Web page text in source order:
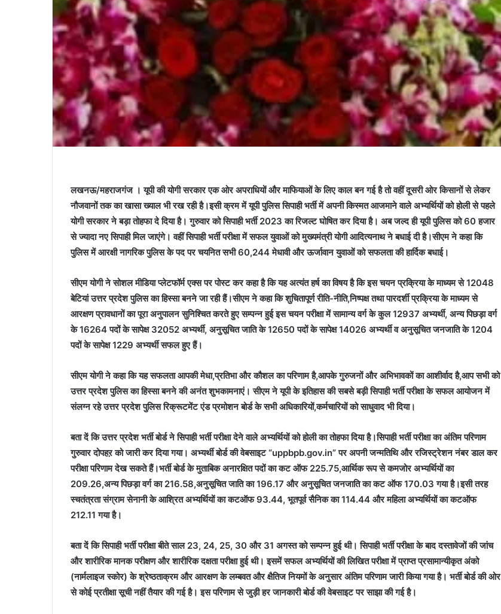
लखनऊ/महराजगंज । यूपी की योगी सरकार एक ओर अपराधियों और माफियाओं के लिए काल बन गई है तो वहीं दूसरी ओर किसानों से लेकर
नौजवानों तक का खासा ख्याल भी रख रही है।इसी क्रम में यूपी पुलिस सिपाही भर्ती में अपनी किस्मत आजमाने वाले अभ्यर्थियों को होली से पहले
योगी सरकार ने बड़ा तोहफा दे दिया है। गुरुवार को सिपाही भर्ती 2023 का रिजल्ट घोषित कर दिया है। अब जल्द ही यूपी पुलिस को 60 हजार
से ज्यादा नए सिपाही मिल जाएंगे। वहीं सिपाही भर्ती परीक्षा में सफल युवाओं को मुख्यमंत्री योगी आदित्यनाथ ने बधाई दी है।सीएम ने कहा कि
पुलिस में आरक्षी नागरिक पुलिस के पद पर चयनित सभी 60,244 मेधावी और ऊर्जावान युवाओं को सफलता की हार्दिक बधाई।
सीएम योगी ने सोशल मीडिया प्लेटफॉर्म एक्स पर पोस्ट कर कहा है कि यह अत्यंत हर्ष का विषय है कि इस चयन प्रक्रिया के माध्यम से 12048
बेटियां उत्तर प्रदेश पुलिस का हिस्सा बनने जा रही हैं।सीएम ने कहा कि शुचितापूर्ण रीति-नीति,निष्पक्ष तथा पारदर्शी प्रक्रिया के माध्यम से
आरक्षण प्रावधानों का पूरा अनुपालन सुनिश्चित करते हुए सम्पन्न हुई इस चयन परीक्षा में सामान्य वर्ग के कुल 12937 अभ्यर्थी, अन्य पिछड़ा वर्ग
के 16264 पदों के सापेक्ष 32052 अभ्यर्थी, अनुसूचित जाति के 12650 पदों के सापेक्ष 14026 अभ्यर्थी व अनुसूचित जनजाति के 1204
पदों के सापेक्ष 1229 अभ्यर्थी सफल हुए हैं।
सीएम योगी ने कहा कि यह सफलता आपकी मेधा,प्रतिभा और कौशल का परिणाम है,आपके गुरुजनों और अभिभावकों का आशीर्वाद है,आप सभी को
उत्तर प्रदेश पुलिस का हिस्सा बनने की अनंत शुभकामनाएं। सीएम ने यूपी के इतिहास की सबसे बड़ी सिपाही भर्ती परीक्षा के सफल आयोजन में
संलग्न रहे उत्तर प्रदेश पुलिस रिक्रूटमेंट एंड प्रमोशन बोर्ड के सभी अधिकारियों,कर्मचारियों को साधुवाद भी दिया।
बता दें कि उत्तर प्रदेश भर्ती बोर्ड ने सिपाही भर्ती परीक्षा देने वाले अभ्यर्थियों को होली का तोहफा दिया है।सिपाही भर्ती परीक्षा का अंतिम परिणाम
गुरुवार दोपहऱ को जारी कर दिया गया। अभ्यर्थी बोर्ड की वेबसाइट “uppbpb.gov.in” पर अपनी जन्मतिथि और रजिस्ट्रेशन नंबर डाल कर
परीक्षा परिणाम देख सकते हैं।भर्ती बोर्ड के मुताबिक अनारक्षित पदों का कट ऑफ 225.75,आर्थिक रूप से कमजोर अभ्यर्थियों का
209.26,अन्य पिछड़ा वर्ग का 216.58,अनुसूचित जाति का 196.17 और अनुसूचित जनजाति का कट ऑफ 170.03 गया है।इसी तरह
स्चतंत्रता संग्राम सेनानी के आश्रित अभ्यर्थियों का कटऑफ 93.44, भूतपूर्व सैनिक का 114.44 और महिला अभ्यर्थियों का कटऑफ
212.11 गया है।
बता दें कि सिपाही भर्ती परीक्षा बीते साल 23, 24, 25, 30 और 31 अगस्त को सम्पन्न हुई थी। सिपाही भर्ती परीक्षा के बाद दस्तावेजों की जांच
और शारीरिक मानक परीक्षण और शारीरिक दक्षता परीक्षा हुई थी। इसमें सफल अभ्यर्थियों की लिखित परीक्षा में प्राप्त प्रसामान्यीकृत अंको
(नार्मलाइज स्कोर) के श्रेष्ठताक्रम और आरक्षण के लम्बवत और क्षैतिज नियमों के अनुसार अंतिम परिणाम जारी किया गया है। भर्ती बोर्ड की ओर
से कोई प्रतीक्षा सूची नहीं तैयार की गई है। इस परिणाम से जुड़ी हर जानकारी बोर्ड की वेबसाइट पर साझा की गई है।